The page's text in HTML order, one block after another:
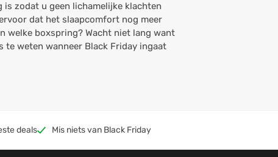
zodat u geen lichamelijke klachten
dat het slaapcomfort nog meer
welke boxspring? Wacht niet lang want
te weten wanneer Black Friday ingaat
deals Mis niets van Black Friday